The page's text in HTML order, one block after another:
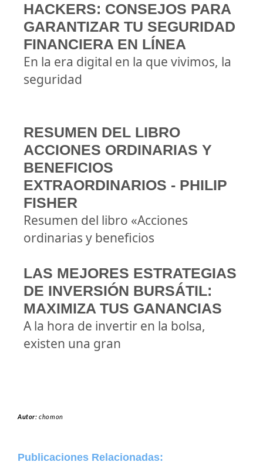
HACKERS: CONSEJOS PARA
GARANTIZAR TU SEGURIDAD
FINANCIERA EN LÍNEA
En la era digital en la que vivimos, la
seguridad
RESUMEN DEL LIBRO
ACCIONES ORDINARIAS Y
BENEFICIOS
EXTRAORDINARIOS - PHILIP
FISHER
Resumen del libro «Acciones
ordinarias y beneficios
LAS MEJORES ESTRATEGIAS
DE INVERSIÓN BURSÁTIL:
MAXIMIZA TUS GANANCIAS
A la hora de invertir en la bolsa,
existen una gran
Autor:chomon
Publicaciones Relacionadas: